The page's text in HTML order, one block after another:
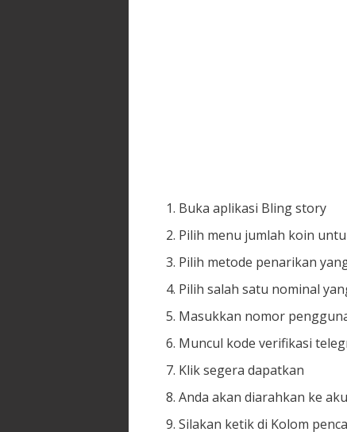
Buka aplikasi Bling story
Pilih menu jumlah koin
Pilih metode penarikan
Pilih salah satu nominal
Masukkan nomor
Muncul kode verifikasi
Klik segera dapatkan
Anda akan diarahkan ke
Silakan ketik di Kolom